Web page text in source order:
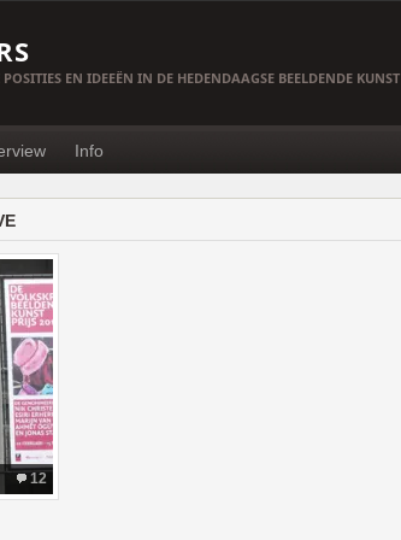
EN IDEEËN IN DE HEDENDAAGSE BEELDENDE KUNST
Info
12